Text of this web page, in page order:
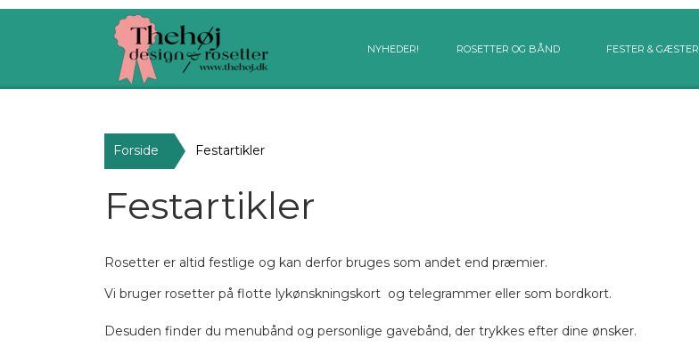
NYHEDER! ROSETTER OG BÅND FESTER & GÆSTER
Forside Festartikler
Festartikler
Rosetter er altid festlige og kan derfor bruges som andet end præmier.
Vi bruger rosetter på flotte lykønskningskort og telegrammer eller som bordkort.
Desuden finder du menubånd og personlige gavebånd, der trykkes efter dine ønsker.